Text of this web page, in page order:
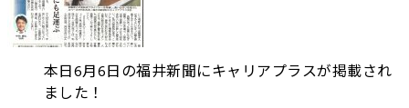
本日6月6日の福井新聞にキャリアプラスが掲載され
ました！